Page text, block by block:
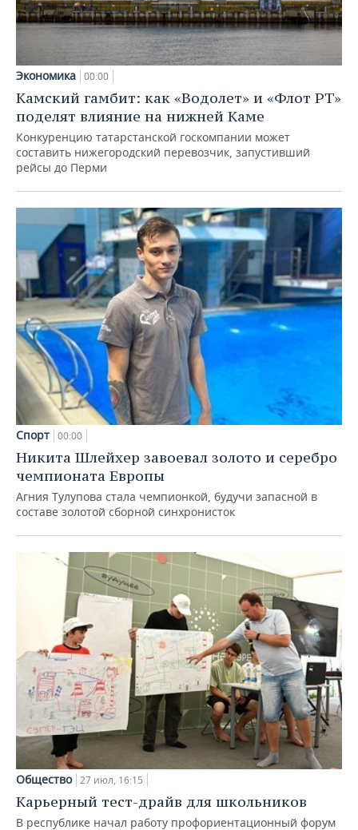
Экономика 00:00
Камский гамбит: как «Водолет» и «Флот РТ»
поделят влияние на нижней Каме
Конкуренцию татарстанской госкомпании может
составить нижегородский перевозчик, запустивший
рейсы до Перми
Спорт 00:00
Никита Шлейхер завоевал золото и серебро
чемпионата Европы
Агния Тулупова стала чемпионкой, будучи запасной в
составе золотой сборной синхронисток
Общество 27 июл, 16:15
Карьерный тест-драйв для школьников
В республике начал работу профориентационный форум